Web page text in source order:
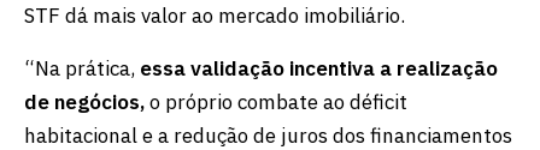
STF dá mais valor ao mercado imobiliário.
“Na prática, essa validação incentiva a realização
de negócios,o próprio combate ao déficit
habitacional e a redução de juros dos financiamentos